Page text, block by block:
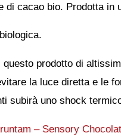
di cacao bio. Prodotta in
questo prodotto di
la luce diretta e le
subirà uno shock
– Sensory